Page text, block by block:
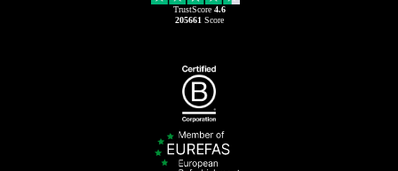
TrustScore 4.6
205661 Score